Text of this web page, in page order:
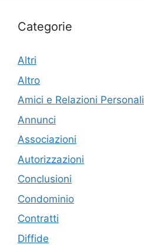
Categorie
Altri
Altro
Amici e Relazioni Personali
Annunci
Associazioni
Autorizzazioni
Conclusioni
Condominio
Contratti
Diffide